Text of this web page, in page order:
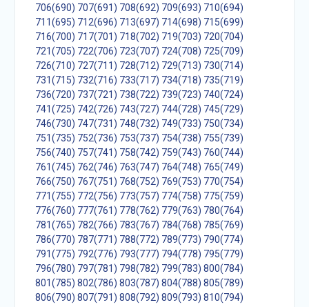
706(690) 707(691) 708(692) 709(693) 710(694)
711(695) 712(696) 713(697) 714(698) 715(699)
716(700) 717(701) 718(702) 719(703) 720(704)
721(705) 722(706) 723(707) 724(708) 725(709)
726(710) 727(711) 728(712) 729(713) 730(714)
731(715) 732(716) 733(717) 734(718) 735(719)
736(720) 737(721) 738(722) 739(723) 740(724)
741(725) 742(726) 743(727) 744(728) 745(729)
746(730) 747(731) 748(732) 749(733) 750(734)
751(735) 752(736) 753(737) 754(738) 755(739)
756(740) 757(741) 758(742) 759(743) 760(744)
761(745) 762(746) 763(747) 764(748) 765(749)
766(750) 767(751) 768(752) 769(753) 770(754)
771(755) 772(756) 773(757) 774(758) 775(759)
776(760) 777(761) 778(762) 779(763) 780(764)
781(765) 782(766) 783(767) 784(768) 785(769)
786(770) 787(771) 788(772) 789(773) 790(774)
791(775) 792(776) 793(777) 794(778) 795(779)
796(780) 797(781) 798(782) 799(783) 800(784)
801(785) 802(786) 803(787) 804(788) 805(789)
806(790) 807(791) 808(792) 809(793) 810(794)